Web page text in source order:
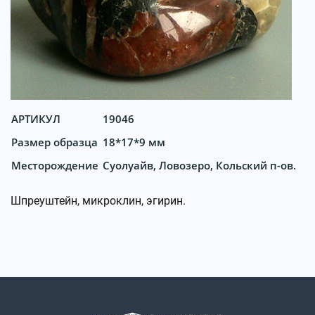
АРТИКУЛ
19046
Размер образца 18*17*9 мм
Месторождение Суолуайв, Ловозеро, Кольский п-ов.
Шпреуштейн, микроклин, эгирин.